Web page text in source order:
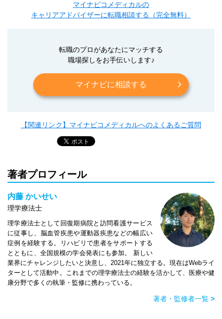
マイナビコメディカルの
キャリアアドバイザーに転職相談する（完全無料）
転職のプロがあなたにマッチする
職場探しをお手伝いします♪
マイナビに相談する
【関連リンク】マイナビコメディカルへのよくあるご質問
著者プロフィール
内藤 かいせい
理学療法士
理学療法士として回復期病院と訪問看護サービス
に従事し、脳血管疾患や運動器疾患などの幅広い
症例を経験する。リハビリで患者をサポートする
とともに、全国規模の学会発表にも参加。 新しい
業界にチャレンジしたいと決意し、2021年に独立する。現在はWebライ
ターとして活動中。これまでの理学療法士の経験を活かして、医療や健
康分野で多くの執筆・監修に携わっている。
著者・監修者一覧 >